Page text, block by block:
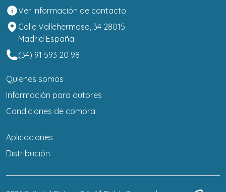
Ver información de contacto
Calle Vallehermoso, 34 28015
Madrid España
(34) 91 593 20 98
Quienes somos
Información para autores
Condiciones de compra
Aplicaciones
Distribución